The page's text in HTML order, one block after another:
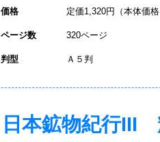
価格 定価1,320円（本体価
ページ数 320ページ
判型 Ａ５判
日本鉱物紀行